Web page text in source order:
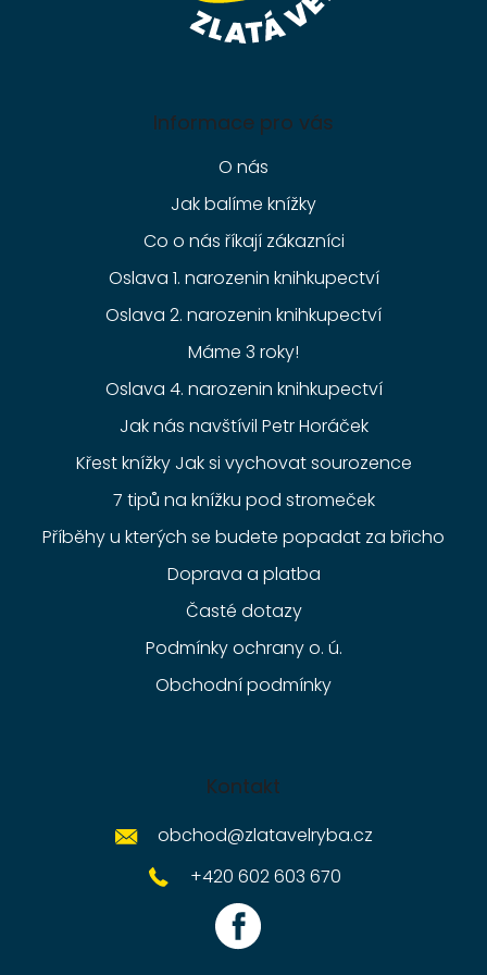
Informace pro vás
O nás
Jak balíme knížky
Co o nás říkají zákazníci
Oslava 1. narozenin knihkupectví
Oslava 2. narozenin knihkupectví
Máme 3 roky!
Oslava 4. narozenin knihkupectví
Jak nás navštívil Petr Horáček
Křest knížky Jak si vychovat sourozence
7 tipů na knížku pod stromeček
Příběhy u kterých se budete popadat za břicho
Doprava a platba
Časté dotazy
Podmínky ochrany o. ú.
Obchodní podmínky
Kontakt
obchod@zlatavelryba.cz
+420 602 603 670